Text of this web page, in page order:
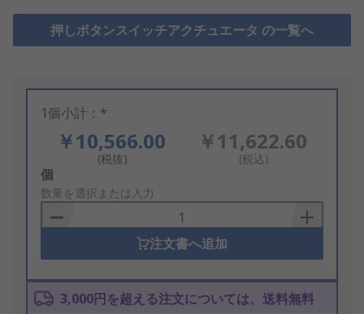
押しボタンスイッチアクチュエータ の一覧へ
1個小計：*
￥10,566.00
(税抜)
￥11,622.60
(税込)
Add
to
Basket
個
数量を選択または入力
注文書へ追加
3,000円を超える注文については、送料無料